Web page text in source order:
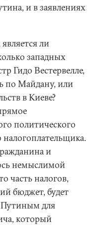
и в заявлениях
ли
западных
Гидо Вестервелле,
по Майдану, или
в Киеве?
политического
налогоплательщика.
и
немыслимой
часть налогов,
бюджет, будет
для
который